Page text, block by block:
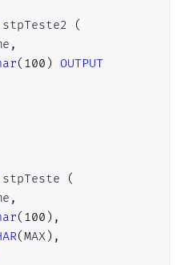
stpTeste2
(
,
( 100 ) OUTPUT
stpTeste
(
,
( 100 ) ,
(MAX) ,